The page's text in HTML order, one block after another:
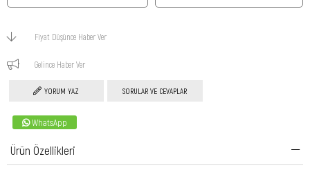
Fiyat Düşünce Haber Ver
Gelince Haber Ver
YORUM YAZ SORULAR VE CEVAPLAR
WhatsApp
Ürün Özellikleri